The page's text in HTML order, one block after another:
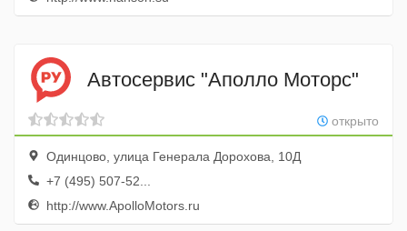
Автосервис "Аполло Моторс"
открыто
Одинцово, улица Генерала Дорохова, 10Д
+7 (495) 507-52...
http://www.ApolloMotors.ru